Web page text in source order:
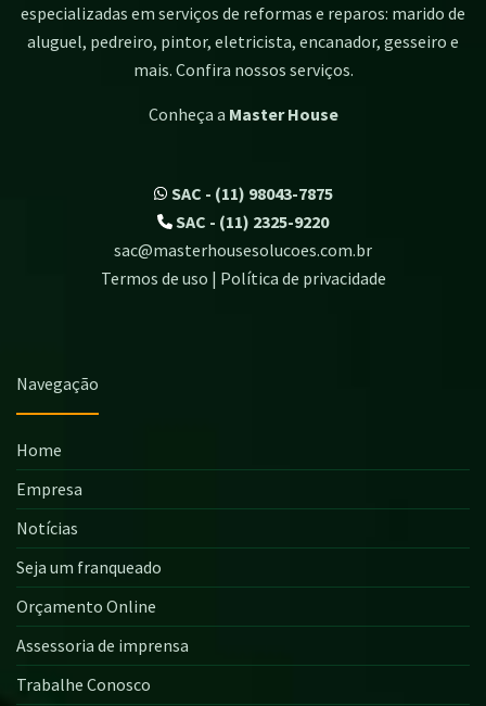
especializadas em serviços de reformas e reparos: marido de
aluguel, pedreiro, pintor, eletricista, encanador, gesseiro e
mais. Confira nossos serviços.
Conheça a Master House
SAC - (11) 98043-7875
SAC - (11) 2325-9220
sac@masterhousesolucoes.com.br
Termos de uso | Política de privacidade
Navegação
Home
Empresa
Notícias
Seja um franqueado
Orçamento Online
Assessoria de imprensa
Trabalhe Conosco